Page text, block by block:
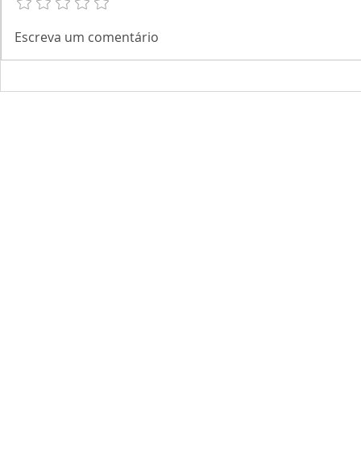
Escreva um comentário